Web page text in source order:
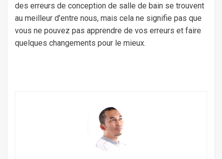
des erreurs de conception de salle de bain se trouvent
au meilleur d’entre nous, mais cela ne signifie pas que
vous ne pouvez pas apprendre de vos erreurs et faire
quelques changements pour le mieux.